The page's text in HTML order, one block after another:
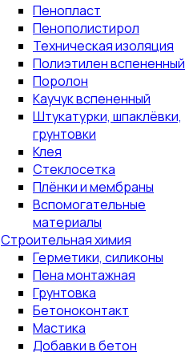
Пенопласт
Пенополистирол
Техническая изоляция
Полиэтилен вспененный
Поролон
Каучук вспененный
Штукатурки, шпаклёвки,
грунтовки
Клея
Стеклосетка
Плёнки и мембраны
Вспомогательные
материалы
Строительная химия
Герметики, силиконы
Пена монтажная
Грунтовка
Бетоноконтакт
Мастика
Добавки в бетон